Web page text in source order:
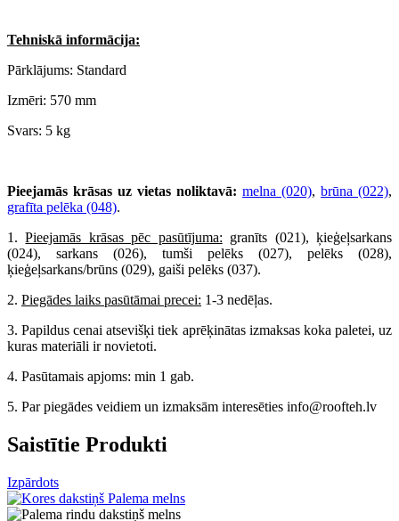
Tehniskā informācija:
Pārklājums: Standard
Izmēri: 570 mm
Svars: 5 kg
Pieejamās krāsas uz vietas noliktavā: melna (020), brūna (022),
grafīta pelēka (048).
1.Pieejamās krāsas pēc pasūtījuma: granīts (021), ķieģeļsarkans
(024), sarkans (026), tumši pelēks (027), pelēks (028),
ķieģeļsarkans/brūns (029), gaiši pelēks (037).
2. Piegādes laiks pasūtāmai precei: 1-3 nedēļas.
3. Papildus cenai atsevišķi tiek aprēķinātas izmaksas koka paletei, uz
kuras materiāli ir novietoti.
4. Pasūtamais apjoms: min 1 gab.
5. Par piegādes veidiem un izmaksām interesēties info@roofteh.lv
Saistītie Produkti
Izpārdots